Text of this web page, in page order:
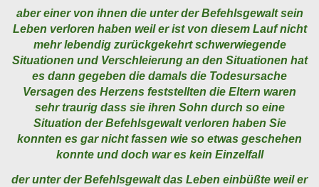
aber einer von ihnen die unter der Befehlsgewalt sein
Leben verloren haben weil er ist von diesem Lauf nicht
mehr lebendig zurückgekehrt schwerwiegende
Situationen und Verschleierung an den Situationen hat
es dann gegeben die damals die Todesursache
Versagen des Herzens feststellten die Eltern waren
sehr traurig dass sie ihren Sohn durch so eine
Situation der Befehlsgewalt verloren haben Sie
konnten es gar nicht fassen wie so etwas geschehen
konnte und doch war es kein Einzelfall
der unter der Befehlsgewalt das Leben einbüßte weil er